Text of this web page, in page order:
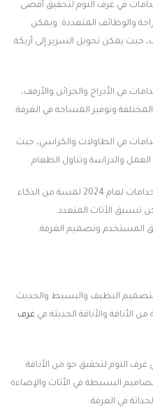
في غرف النوم لتحقيق أقصى
والوظائف المتعددة. ويمكن
حيث يمكن تحويل السرير إلى أريكة
في الأدراج والخزائن والأرفف،
وتوفير المساحة في الغرفة.
في الطاولات والكراسي، حيث
والدراسة وتناول الطعام.
وبشكل عام، يوفر الأثاث المتعدد الاستخدامات لعام 2024 لمسة من الذكاء
تنسيق الأثاث المتعدد
المستخدم وتصميم الغرفة.
لعام 2024 تتميز بالتصميم النظيف والبسيط والحديث.
والأناقة الحديثة في غرف
النوم لتحقيق جو من الأناقة
البسيطة في الأثاث والإضاءة
في الغرفة.